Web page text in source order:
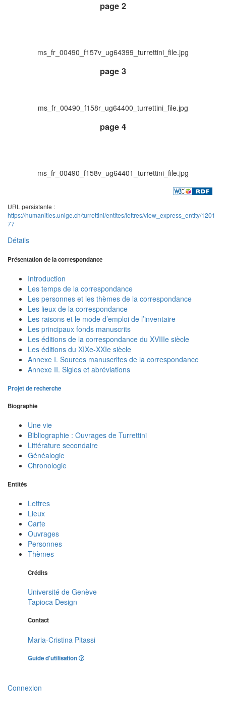
page 2
ms_fr_00490_f157v_ug64399_turrettini_file.jpg
page 3
ms_fr_00490_f158r_ug64400_turrettini_file.jpg
page 4
ms_fr_00490_f158v_ug64401_turrettini_file.jpg
URL persistante :
https://humanities.unige.ch/turrettini/entites/lettres/view_express_entity/1201
77
Détails
Présentation de la correspondance
Introduction
Les temps de la correspondance
Les personnes et les thèmes de la correspondance
Les lieux de la correspondance
Les raisons et le mode d’emploi de l’inventaire
Les principaux fonds manuscrits
Les éditions de la correspondance du XVIIIe siècle
Les éditions du XIXe-XXIe siècle
Annexe I. Sources manuscrites de la correspondance
Annexe II. Sigles et abréviations
Projet de recherche
Biographie
Une vie
Bibliographie : Ouvrages de Turrettini
Littérature secondaire
Généalogie
Chronologie
Entités
Lettres
Lieux
Carte
Ouvrages
Personnes
Thèmes
Crédits
Université de Genève
Tapioca Design
Contact
Maria-Cristina Pitassi
Guide d'utilisation
Connexion